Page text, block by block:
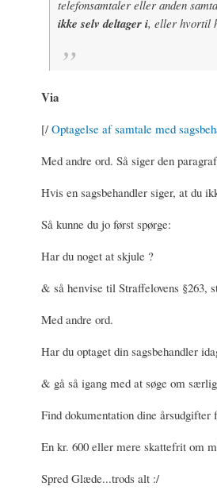
telefonsamtaler eller anden
ikke selv deltager i, eller hvortil
Via
[/Optagelse af samtale med
Med andre ord. Så siger den
Hvis en sagsbehandler siger, at du
Så kunne du jo først spørge:
Har du noget at skjule ?
& så henvise til Straffelovens §263,
Med andre ord.
Har du optaget din sagsbehandler
& gå så igang med at søge om
Find dokumentation dine
En kr. 600 eller mere skattefrit om
Spred Glæde...trods alt :/